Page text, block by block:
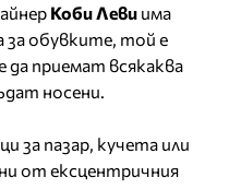
Коби Леви има
за обувките, той е
да приемат всякаква
носени.
за пазар, кучета или
от ексцентричния